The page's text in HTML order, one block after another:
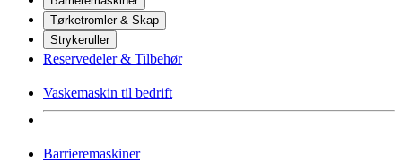
Tørketromler & Skap
Strykeruller
Reservedeler & Tilbehør
Vaskemaskin til bedrift
Barrieremaskiner